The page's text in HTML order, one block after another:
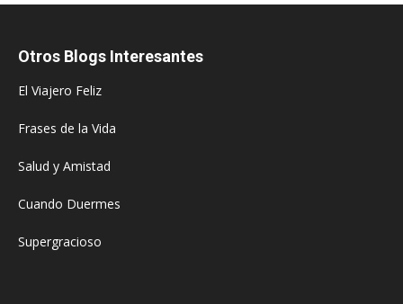
Otros Blogs Interesantes
El Viajero Feliz
Frases de la Vida
Salud y Amistad
Cuando Duermes
Supergracioso